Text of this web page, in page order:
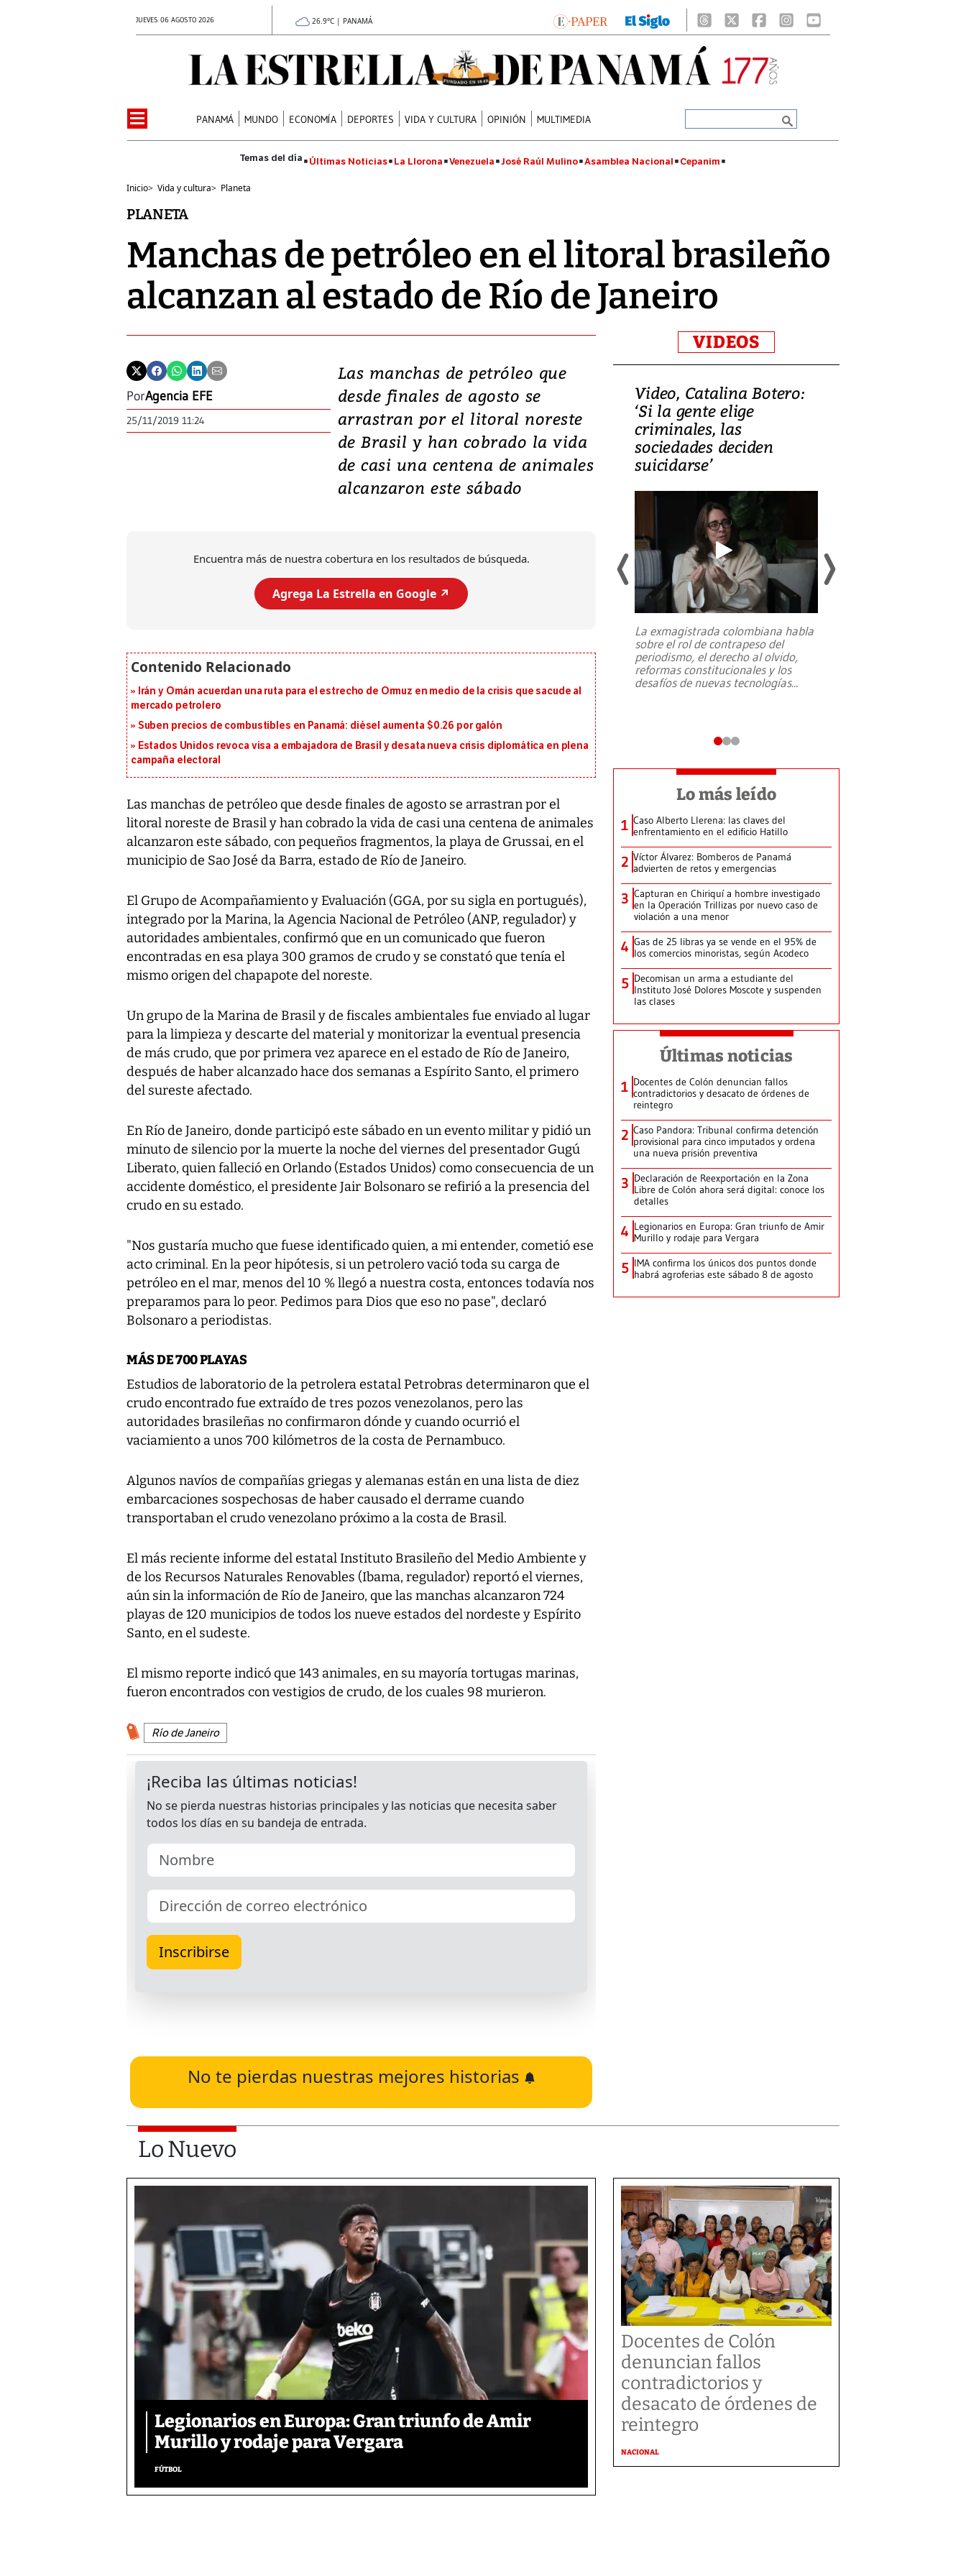
JUEVES 06 AGOSTO 2026 26.9°C | PANAMÁ
PANAMÁ MUNDO ECONOMÍA DEPORTES VIDA Y CULTURA OPINIÓN MULTIMEDIA
Últimas Noticias La Llorona Venezuela José Raúl Mulino Asamblea Nacional Cepanim
Inicio> Vida y cultura> Planeta
PLANETA
Manchas de petróleo en el litoral brasileño
alcanzan al estado de Río de Janeiro
PorAgencia EFE
25/11/2019 11:24
Las manchas de petróleo que
desde finales de agosto se
arrastran por el litoral noreste
de Brasil y han cobrado la vida
de casi una centena de animales
alcanzaron este sábado
Encuentra más de nuestra cobertura en los resultados de búsqueda.
Agrega La Estrella en Google ↗️
Irán y Omán acuerdan una ruta para el estrecho de Ormuz en medio de la crisis que sacude al
mercado petrolero
Suben precios de combustibles en Panamá: diésel aumenta $0.26 por galón
Estados Unidos revoca visa a embajadora de Brasil y desata nueva crisis diplomática en plena
campaña electoral
Las manchas de petróleo que desde finales de agosto se arrastran por el
litoral noreste de Brasil y han cobrado la vida de casi una centena de animales
alcanzaron este sábado, con pequeños fragmentos, la playa de Grussai, en el
municipio de Sao José da Barra, estado de Río de Janeiro.
El Grupo de Acompañamiento y Evaluación (GGA, por su sigla en portugués),
integrado por la Marina, la Agencia Nacional de Petróleo (ANP, regulador) y
autoridades ambientales, confirmó que en un comunicado que fueron
encontradas en esa playa 300 gramos de crudo y se constató que tenía el
mismo origen del chapapote del noreste.
Un grupo de la Marina de Brasil y de fiscales ambientales fue enviado al lugar
para la limpieza y descarte del material y monitorizar la eventual presencia
de más crudo, que por primera vez aparece en el estado de Río de Janeiro,
después de haber alcanzado hace dos semanas a Espírito Santo, el primero
del sureste afectado.
En Río de Janeiro, donde participó este sábado en un evento militar y pidió un
minuto de silencio por la muerte la noche del viernes del presentador Gugú
Liberato, quien falleció en Orlando (Estados Unidos) como consecuencia de un
accidente doméstico, el presidente Jair Bolsonaro se refirió a la presencia del
crudo en su estado.
"Nos gustaría mucho que fuese identificado quien, a mi entender, cometió ese
acto criminal. En la peor hipótesis, si un petrolero vació toda su carga de
petróleo en el mar, menos del 10 % llegó a nuestra costa, entonces todavía nos
preparamos para lo peor. Pedimos para Dios que eso no pase", declaró
Bolsonaro a periodistas.
MÁS DE 700 PLAYAS
Estudios de laboratorio de la petrolera estatal Petrobras determinaron que el
crudo encontrado fue extraído de tres pozos venezolanos, pero las
autoridades brasileñas no confirmaron dónde y cuando ocurrió el
vaciamiento a unos 700 kilómetros de la costa de Pernambuco.
Algunos navíos de compañías griegas y alemanas están en una lista de diez
embarcaciones sospechosas de haber causado el derrame cuando
transportaban el crudo venezolano próximo a la costa de Brasil.
El más reciente informe del estatal Instituto Brasileño del Medio Ambiente y
de los Recursos Naturales Renovables (Ibama, regulador) reportó el viernes,
aún sin la información de Río de Janeiro, que las manchas alcanzaron 724
playas de 120 municipios de todos los nueve estados del nordeste y Espírito
Santo, en el sudeste.
El mismo reporte indicó que 143 animales, en su mayoría tortugas marinas,
fueron encontrados con vestigios de crudo, de los cuales 98 murieron.
Río de Janeiro
No te pierdas nuestras mejores historias
VIDEOS
Video, Japón: Terremoto
deja heridos y graves
daños en Kumamoto
Un fuerte terremoto de magnitud
7,1 se registró este martes 28 de
Video, Catalina Botero:
‘Si la gente elige
criminales, las
sociedades deciden
suicidarse’
La exmagistrada colombiana habla
sobre el rol de contrapeso del
periodismo, el derecho al olvido,
reformas constitucionales y los
desafíos de nuevas tecnologías...
Lo más leído
1 Caso Alberto Llerena: las claves del
enfrentamiento en el edificio Hatillo
2 Víctor Álvarez: Bomberos de Panamá
advierten de retos y emergencias
3 Capturan en Chiriquí a hombre investigado
en la Operación Trillizas por nuevo caso de
violación a una menor
4 Gas de 25 libras ya se vende en el 95% de
los comercios minoristas, según Acodeco
5 Decomisan un arma a estudiante del
Instituto José Dolores Moscote y suspenden
las clases
Últimas noticias
1 Docentes de Colón denuncian fallos
contradictorios y desacato de órdenes de
reintegro
2 Caso Pandora: Tribunal confirma detención
provisional para cinco imputados y ordena
una nueva prisión preventiva
3 Declaración de Reexportación en la Zona
Libre de Colón ahora será digital: conoce los
detalles
4 Legionarios en Europa: Gran triunfo de Amir
Murillo y rodaje para Vergara
5 IMA confirma los únicos dos puntos donde
habrá agroferias este sábado 8 de agosto
Lo Nuevo
Legionarios en Europa: Gran triunfo de Amir
Murillo y rodaje para Vergara
FÚTBOL
Docentes de Colón
denuncian fallos
contradictorios y
desacato de órdenes de
reintegro
NACIONAL